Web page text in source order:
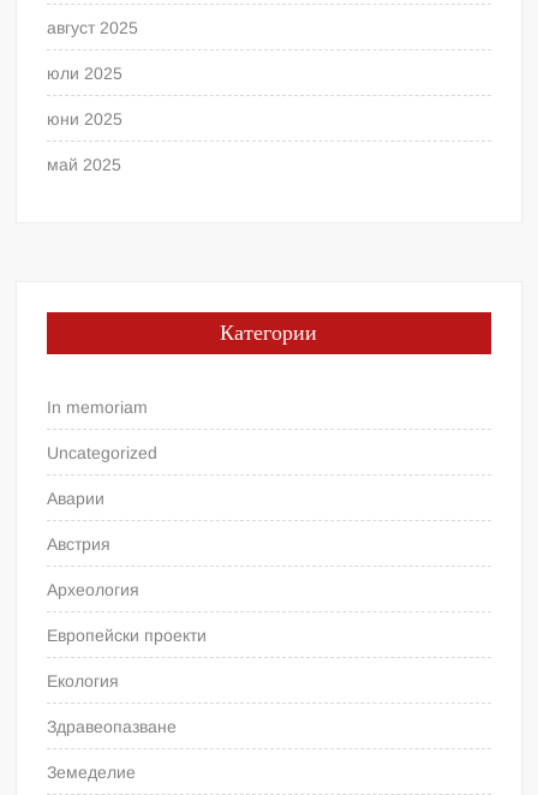
август 2025
юли 2025
юни 2025
май 2025
Категории
In memoriam
Uncategorized
Аварии
Австрия
Археология
Европейски проекти
Екология
Здравеопазване
Земеделие